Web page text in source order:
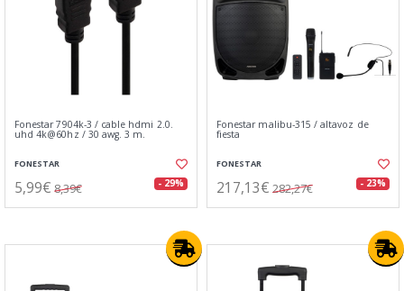
Fonestar 7904k-3 / cable hdmi 2.0.
uhd 4k@60hz / 30 awg. 3 m.
FONESTAR
5,99€ 8,39€ - 29%
Fonestar malibu-315 / altavoz de
fiesta
FONESTAR
217,13€ 282,27€ - 23%